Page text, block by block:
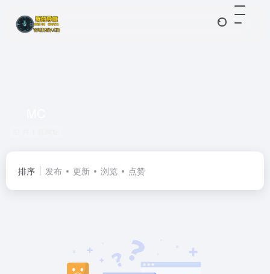
排序 发布 更新 浏览 点赞